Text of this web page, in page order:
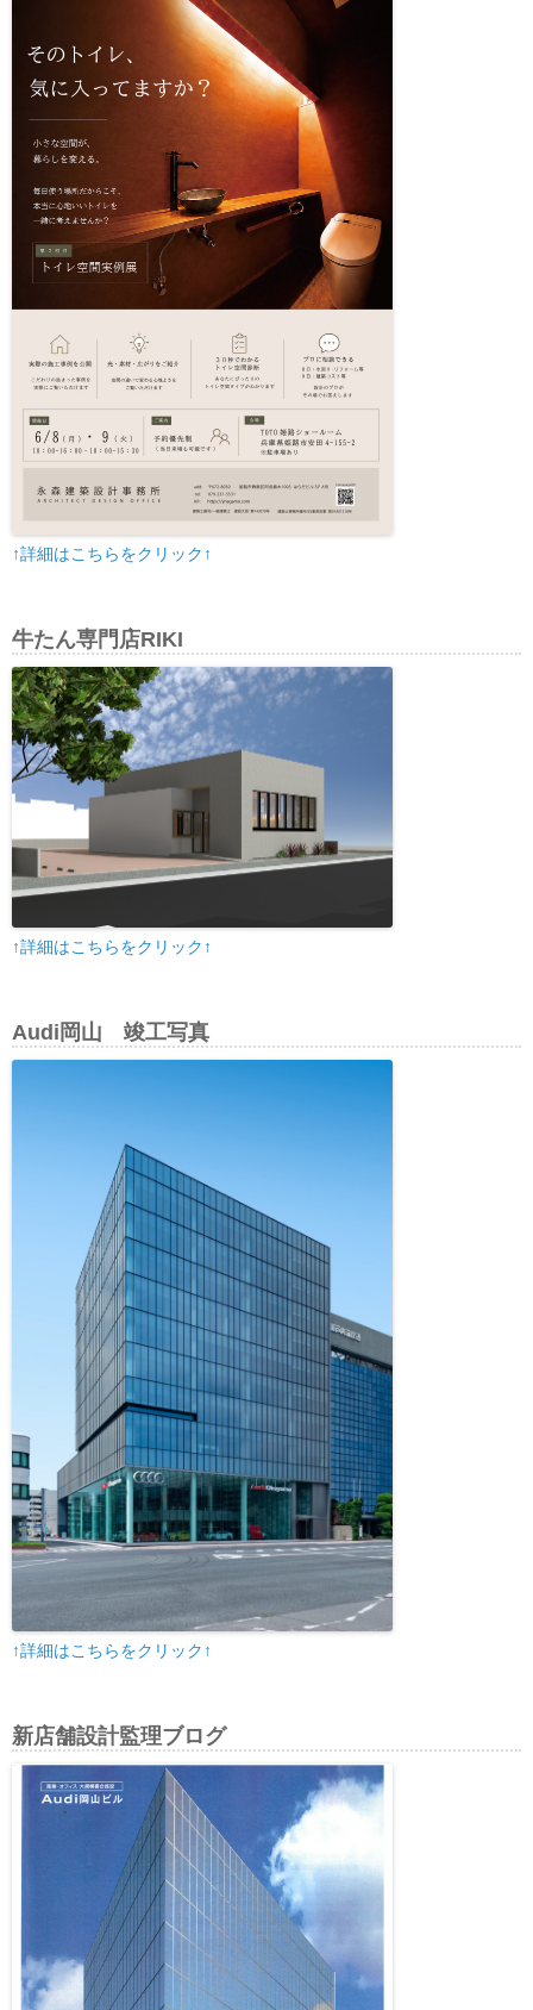
↑詳細はこちらをクリック↑
牛たん専門店RIKI
↑詳細はこちらをクリック↑
Audi岡山 竣工写真
↑詳細はこちらをクリック↑
新店舗設計監理ブログ